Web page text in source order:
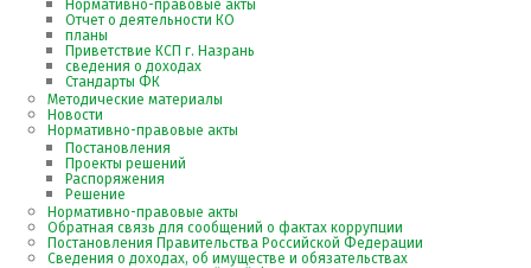
Нормативно-правовые акты
Отчет о деятельности КО
планы
Приветствие КСП г. Назрань
сведения о доходах
Стандарты ФК
Методические материалы
Новости
Нормативно-правовые акты
Постановления
Проекты решений
Распоряжения
Решение
Нормативно-правовые акты
Обратная связь для сообщений о фактах коррупции
Постановления Правительства Российской Федерации
Сведения о доходах, об имуществе и обязательствах